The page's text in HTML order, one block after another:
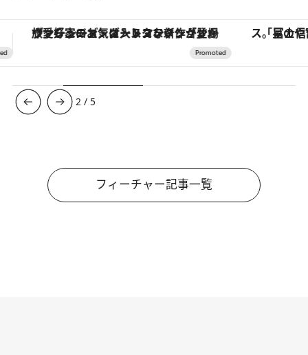
「星のや富士」でデジタルデトックス。冨士信仰の歴史を辿り、心身を調える。 【夏限定ディナーコース】旬を
3 / 5
フィーチャー記事一覧